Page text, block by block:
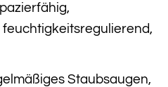
Staubsaugen,